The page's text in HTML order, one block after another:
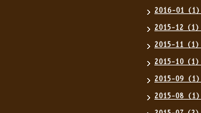
2016-01（1）
2015-12（1）
2015-11（1）
2015-10（1）
2015-09（1）
2015-08（1）